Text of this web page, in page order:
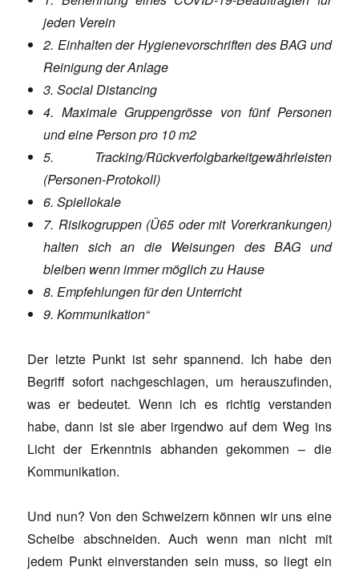
jeden Verein
2. Einhalten der Hygienevorschriften des BAG und
Reinigung der Anlage
3. Social Distancing
4. Maximale Gruppengrösse von fünf Personen
und eine Person pro 10 m2
5. Tracking/Rückverfolgbarkeitgewährleisten
(Personen-Protokoll)
6. Spiellokale
7. Risikogruppen (Ü65 oder mit Vorerkrankungen)
halten sich an die Weisungen des BAG und
bleiben wenn immer möglich zu Hause
8. Empfehlungen für den Unterricht
9. Kommunikation“
Der letzte Punkt ist sehr spannend. Ich habe den
Begriff sofort nachgeschlagen, um herauszufinden,
was er bedeutet. Wenn ich es richtig verstanden
habe, dann ist sie aber irgendwo auf dem Weg ins
Licht der Erkenntnis abhanden gekommen – die
Kommunikation.
Und nun? Von den Schweizern können wir uns eine
Scheibe abschneiden. Auch wenn man nicht mit
jedem Punkt einverstanden sein muss, so liegt ein